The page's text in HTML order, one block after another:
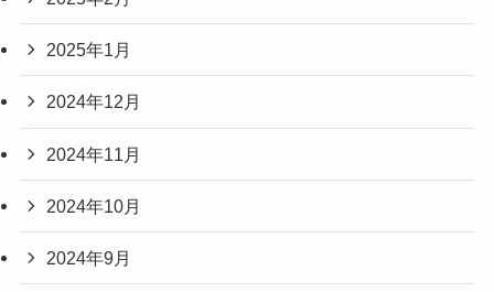
2025年1月
2024年12月
2024年11月
2024年10月
2024年9月